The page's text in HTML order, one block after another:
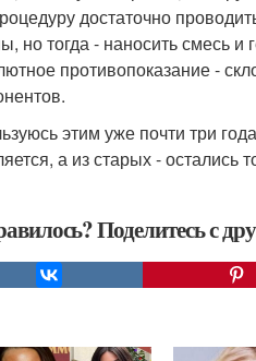
достаточно
но тогда - наносить смесь и
противопоказание -
этим уже почти три
а из старых - остались
Поделитесь с